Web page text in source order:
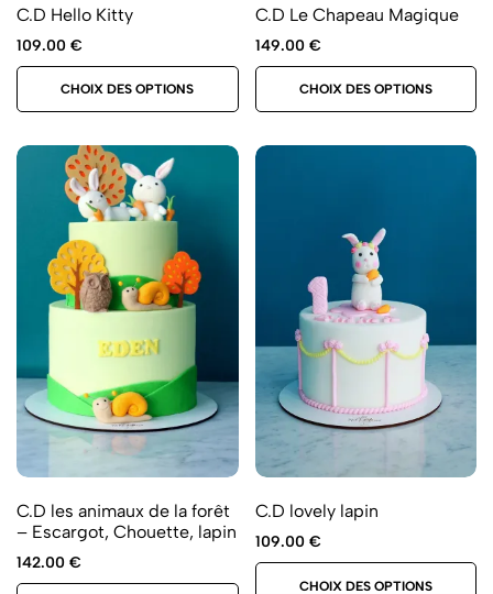
C.D Hello Kitty
109.00 €
CHOIX DES OPTIONS
C.D Le Chapeau Magique
149.00 €
CHOIX DES OPTIONS
C.D les animaux de la forêt
– Escargot, Chouette, lapin
142.00 €
C.D lovely lapin
109.00 €
CHOIX DES OPTIONS